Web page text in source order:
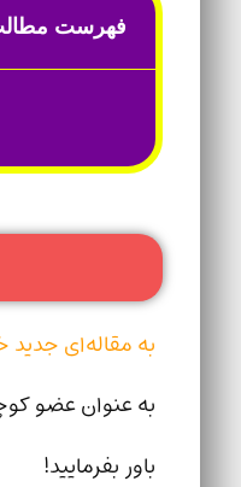
فهرست
به مقاله‌ای
به عنوان عضو
باور بفرمایید!